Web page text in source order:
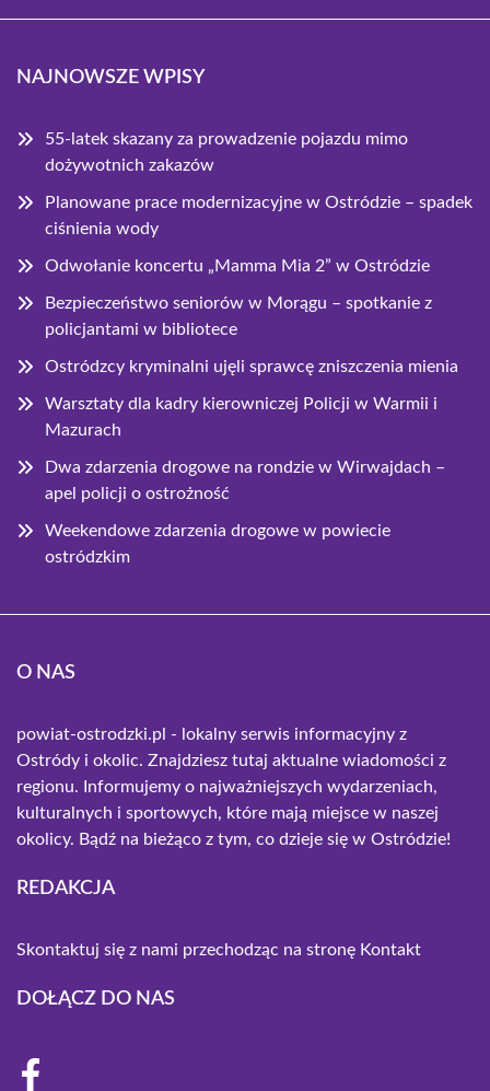
NAJNOWSZE WPISY
55-latek skazany za prowadzenie pojazdu mimo
dożywotnich zakazów
Planowane prace modernizacyjne w Ostródzie – spadek
ciśnienia wody
Odwołanie koncertu „Mamma Mia 2” w Ostródzie
Bezpieczeństwo seniorów w Morągu – spotkanie z
policjantami w bibliotece
Ostródzcy kryminalni ujęli sprawcę zniszczenia mienia
Warsztaty dla kadry kierowniczej Policji w Warmii i
Mazurach
Dwa zdarzenia drogowe na rondzie w Wirwajdach –
apel policji o ostrożność
Weekendowe zdarzenia drogowe w powiecie
ostródzkim
O NAS
powiat-ostrodzki.pl - lokalny serwis informacyjny z
Ostródy i okolic. Znajdziesz tutaj aktualne wiadomości z
regionu. Informujemy o najważniejszych wydarzeniach,
kulturalnych i sportowych, które mają miejsce w naszej
okolicy. Bądź na bieżąco z tym, co dzieje się w Ostródzie!
REDAKCJA
Skontaktuj się z nami przechodząc na stronę Kontakt
DOŁĄCZ DO NAS